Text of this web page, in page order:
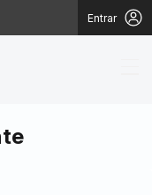
Entrar
Pelo